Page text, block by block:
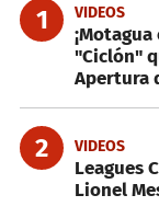
1 VIDEOS
"Ciclón"
Apertura
2 VIDEOS
Leagues
Lionel